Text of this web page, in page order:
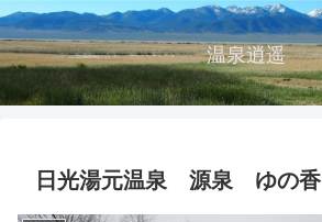
温泉逍遥
日光湯元温泉 源泉 ゆの香